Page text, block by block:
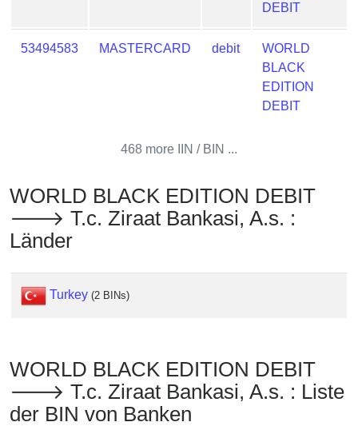
What
is
IP
BIN
Checker
/
Validator
DEBIT
53494583 MASTERCARD debit
WORLD
BLACK
EDITION
DEBIT
468 more IIN / BIN ...
WORLD BLACK EDITION DEBIT
🡒 T.c. Ziraat Bankasi, A.s. :
Länder
Turkey (2 BINs)
WORLD BLACK EDITION DEBIT
🡒 T.c. Ziraat Bankasi, A.s. : Liste
der BIN von Banken